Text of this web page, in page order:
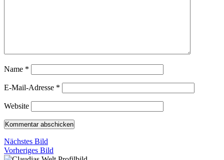
Name *
E-Mail-Adresse *
Website
Nächstes Bild
Vorheriges Bild